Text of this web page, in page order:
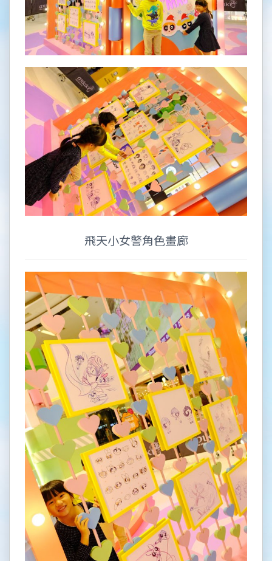
飛天小女警角色畫廊